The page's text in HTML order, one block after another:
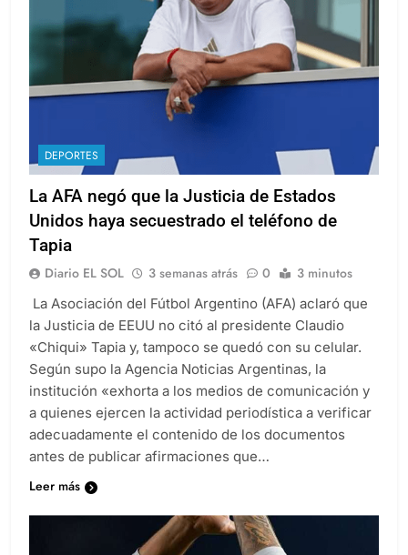
DEPORTES
La AFA negó que la Justicia de Estados
Unidos haya secuestrado el teléfono de
Tapia
Diario EL SOL 3 semanas atrás 0 3 minutos
La Asociación del Fútbol Argentino (AFA) aclaró que
la Justicia de EEUU no citó al presidente Claudio
«Chiqui» Tapia y, tampoco se quedó con su celular.
Según supo la Agencia Noticias Argentinas, la
institución «exhorta a los medios de comunicación y
a quienes ejercen la actividad periodística a verificar
adecuadamente el contenido de los documentos
antes de publicar afirmaciones que…
Leer más